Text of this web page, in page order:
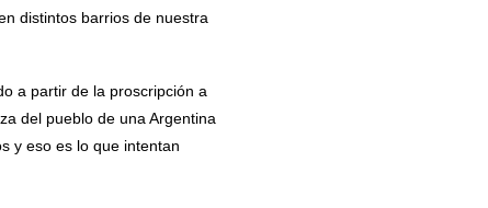
distintos barrios de nuestra
a partir de la proscripción a
del pueblo de una Argentina
y eso es lo que intentan